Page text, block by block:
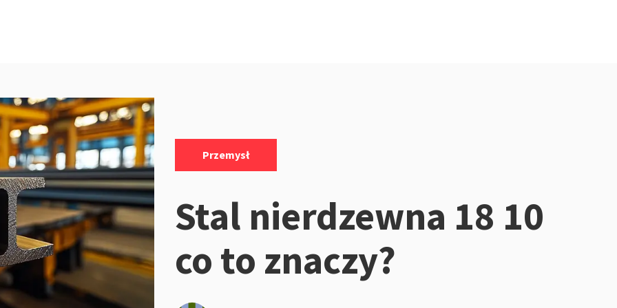
Przemysł
Stal nierdzewna 18 10
co to znaczy?